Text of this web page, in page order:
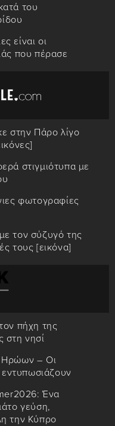
του
είναι οι
που πέρασε
στην Πάρο λίγο
στιγμιότυπα με
φωτογραφίες
τον σύζυγό της
τους [εικόνα]
πήχη της
στη νησί
Ηρώων – Οι
Ένα
γεύση,
την Κύπρο